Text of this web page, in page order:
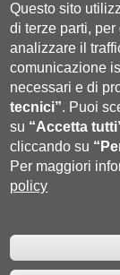
Segui UNISI
P.IVA
Questo sito
di terze parti,
analizzare il
comunicazione
necessari e di
tecnici”. Puoi
su “Accetta
cliccando su
Per maggiori
policy